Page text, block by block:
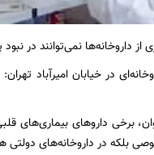
در خیابان امیرآباد
برخی داروهای
بلکه در داروخانه‌های